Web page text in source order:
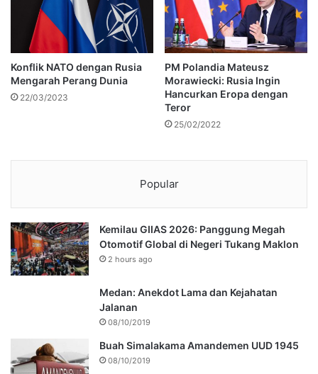
Konflik NATO dengan Rusia
Mengarah Perang Dunia
22/03/2023
PM Polandia Mateusz
Morawiecki: Rusia Ingin
Hancurkan Eropa dengan
Teror
25/02/2022
Popular
Kemilau GIIAS 2026: Panggung Megah
Otomotif Global di Negeri Tukang Maklon
2 hours ago
Medan: Anekdot Lama dan Kejahatan
Jalanan
08/10/2019
Buah Simalakama Amandemen UUD 1945
08/10/2019